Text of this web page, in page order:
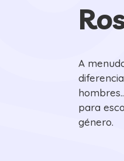
A
para
género.